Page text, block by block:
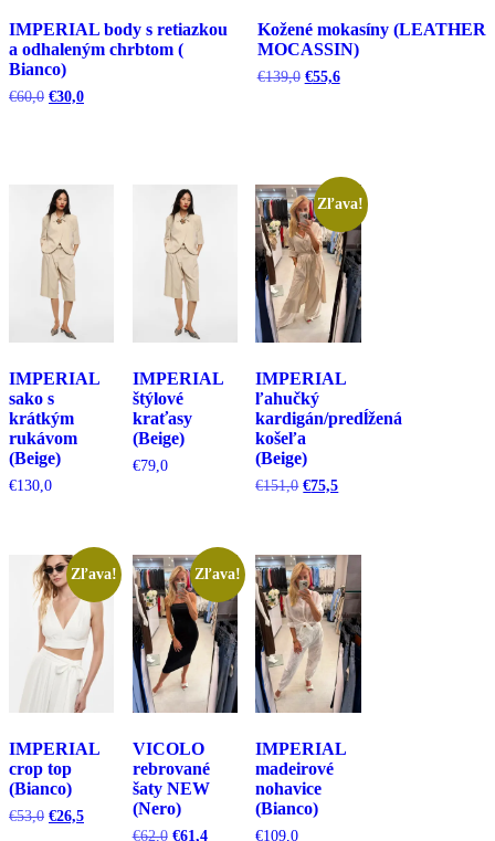
IMPERIAL body s retiazkou
a odhaleným chrbtom (
Bianco)
€60,0 Pôvodná
€30,0Aktuálna
Kožené mokasíny (LEATHER
MOCASSIN)
€139,0 Pôvodná
€55,6Aktuálna
IMPERIAL
sako s
krátkým
rukávom
(Beige)
€130,0
IMPERIAL
štýlové
kraťasy
(Beige)
€79,0
Zľava!
IMPERIAL
ľahučký
kardigán/predĺžená
košeľa
(Beige)
€151,0 Pôvodná
€75,5Aktuálna
Zľava!
IMPERIAL
crop top
(Bianco)
€53,0 Pôvodná
€26,5Aktuálna
Zľava!
VICOLO
rebrované
šaty NEW
(Nero)
€62,0 Pôvodná
€61,4Aktuálna
IMPERIAL
madeirové
nohavice
(Bianco)
€109,0